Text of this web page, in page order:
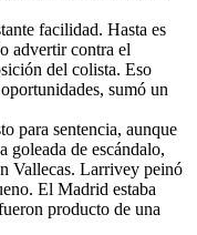
facilidad. Hasta es
advertir contra el
del colista. Eso
sumó un
para sentencia, aunque
goleada de escándalo,
Vallecas. Larrivey peinó
El Madrid estaba
producto de una